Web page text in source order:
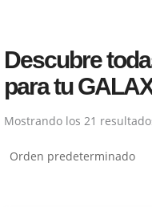
Descubre
para tu
Mostrando los 21